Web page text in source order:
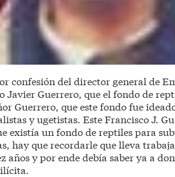
confesión del director general de
Javier Guerrero, que el fondo de
Guerrero, que este fondo fue
y ugetistas. Este Francisco J.
existía un fondo de reptiles para
hay que recordarle que lleva
años y por ende debía saber ya a